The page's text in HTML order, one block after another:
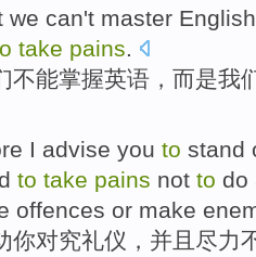
we can't master English
take pains
不能掌握英语 ， 而是我
I advise you to stand
to take pains not to do
offences or make
你对究礼仪 ， 并且 尽力